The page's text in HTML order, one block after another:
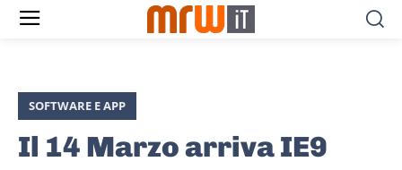
SOFTWARE E APP
Il 14 Marzo arriva IE9